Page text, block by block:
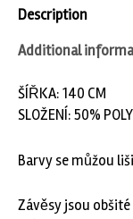
Description
Additional
ŠÍŘKA: 140 CM
SLOŽENÍ: 50%
Barvy se můžou
Závěsy jsou